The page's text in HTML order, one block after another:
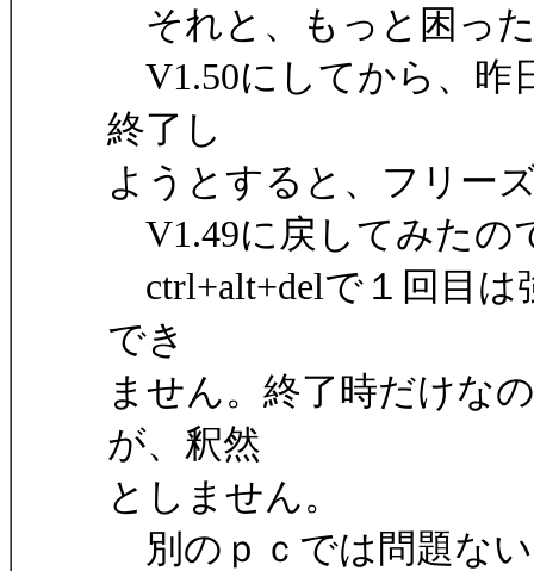
それと、もっと困っ
V1.50にしてから、昨
終了し
ようとすると、フリー
V1.49に戻してみたの
ctrl+alt+delで１回目は
でき
ません。終了時だけな
が、釈然
としません。
別のｐｃでは問題な